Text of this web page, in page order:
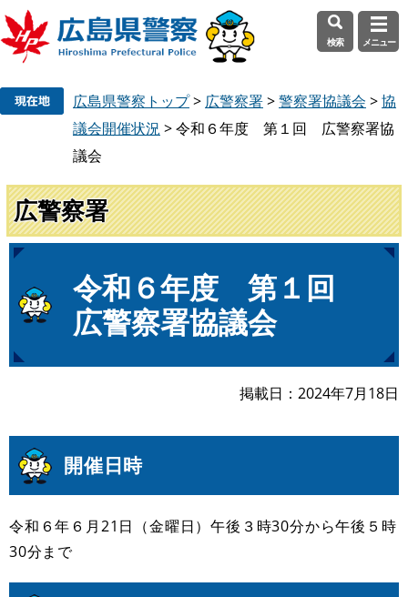
頭
で
す
。
飛
ば
し
て
検索 メニュー
広島県警察トップ> 広警察署>警察署協議会 >協
議会開催状況 >令和６年度 第１回 広警察署協
議会
広警察署
文
令和６年度 第１回
広警察署協議会
掲載日 2024年7月18日
開催日時
令和６年６月21日（金曜日）午後３時30分から午後５時
30分まで